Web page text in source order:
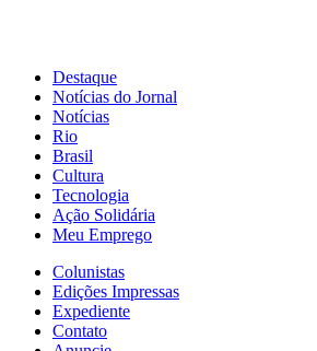
Destaque
Notícias do Jornal
Notícias
Rio
Brasil
Cultura
Tecnologia
Ação Solidária
Meu Emprego
Colunistas
Edições Impressas
Expediente
Contato